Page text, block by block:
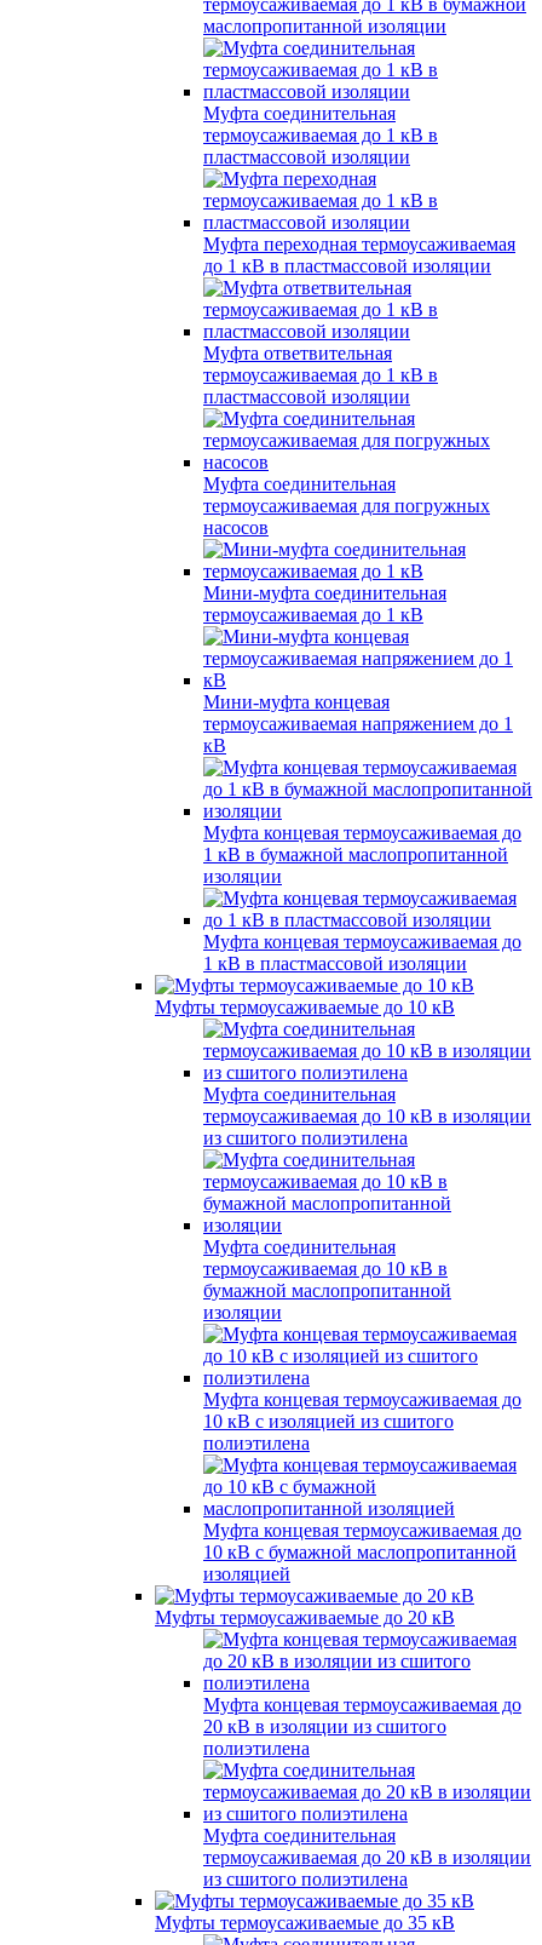
термоусаживаемая до 1 кВ в бумажной
маслопропитанной изоляции
Муфта соединительная
термоусаживаемая до 1 кВ в
пластмассовой изоляции
Муфта переходная термоусаживаемая
до 1 кВ в пластмассовой изоляции
Муфта ответвительная
термоусаживаемая до 1 кВ в
пластмассовой изоляции
Муфта соединительная
термоусаживаемая для погружных
насосов
Мини-муфта соединительная
термоусаживаемая до 1 кВ
Мини-муфта концевая
термоусаживаемая напряжением до 1
кВ
Муфта концевая термоусаживаемая до
1 кВ в бумажной маслопропитанной
изоляции
Муфта концевая термоусаживаемая до
1 кВ в пластмассовой изоляции
Муфты термоусаживаемые до 10 кВ
Муфта соединительная
термоусаживаемая до 10 кВ в изоляции
из сшитого полиэтилена
Муфта соединительная
термоусаживаемая до 10 кВ в
бумажной маслопропитанной
изоляции
Муфта концевая термоусаживаемая до
10 кВ с изоляцией из сшитого
полиэтилена
Муфта концевая термоусаживаемая до
10 кВ с бумажной маслопропитанной
изоляцией
Муфты термоусаживаемые до 20 кВ
Муфта концевая термоусаживаемая до
20 кВ в изоляции из сшитого
полиэтилена
Муфта соединительная
термоусаживаемая до 20 кВ в изоляции
из сшитого полиэтилена
Муфты термоусаживаемые до 35 кВ